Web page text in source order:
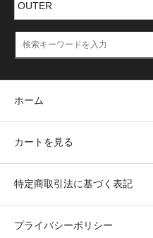
ホーム
カートを見る
特定商取引法に基づく表記
プライバシーポリシー